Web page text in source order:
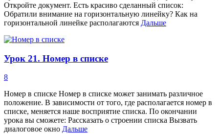
Откройте документ. Есть красиво сделанный список:
Обратили внимание на горизонтальную линейку? Как на
горизонтальной линейке располагаются Дальше
Урок 21. Номер в списке
8
Номер в списке Номер в списке может занимать различное
положение. В зависимости от того, где располагается номер в
списке, меняется наше восприятие списка. По окончании
урока вы сможете: Рассказать о строении списка Вызвать
диалоговое окно Дальше